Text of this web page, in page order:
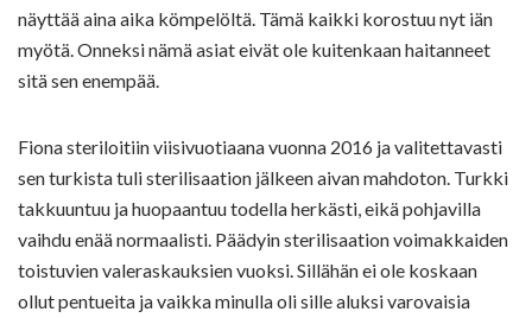
näyttää aina aika kömpelöltä. Tämä kaikki korostuu nyt iän
myötä. Onneksi nämä asiat eivät ole kuitenkaan haitanneet
sitä sen enempää.
Fiona steriloitiin viisivuotiaana vuonna 2016 ja valitettavasti
sen turkista tuli sterilisaation jälkeen aivan mahdoton. Turkki
takkuuntuu ja huopaantuu todella herkästi, eikä pohjavilla
vaihdu enää normaalisti. Päädyin sterilisaation voimakkaiden
toistuvien valeraskauksien vuoksi. Sillähän ei ole koskaan
ollut pentueita ja vaikka minulla oli sille aluksi varovaisia